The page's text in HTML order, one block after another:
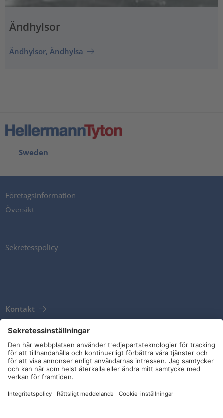
Ändhylsor
Ändhylsor, Ändhylsa
Sweden
Företagsinformation
Översikt
Sekretesspolicy
Kontakt
Leveransvillkor
Riktlinjer och åtaganden
Sociala medier